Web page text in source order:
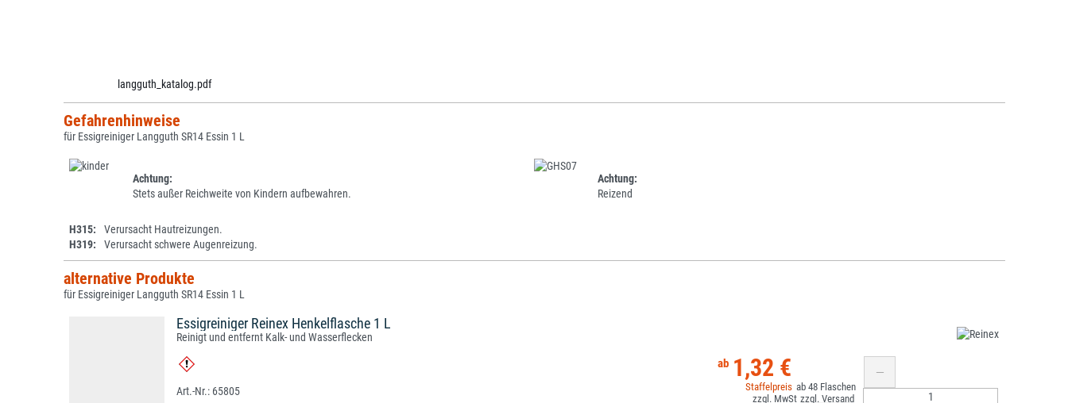
langguth_katalog.pdf
Gefahrenhinweise
für Essigreiniger Langguth SR14 Essin 1 L
Achtung:
Stets außer Reichweite von Kindern aufbewahren.
Achtung:
Reizend
H315:
Verursacht Hautreizungen.
H319:
Verursacht schwere Augenreizung.
alternative Produkte
für Essigreiniger Langguth SR14 Essin 1 L
Essigreiniger Reinex Henkelflasche 1 L
Reinigt und entfernt Kalk- und Wasserflecken
65805
1,32 €
48